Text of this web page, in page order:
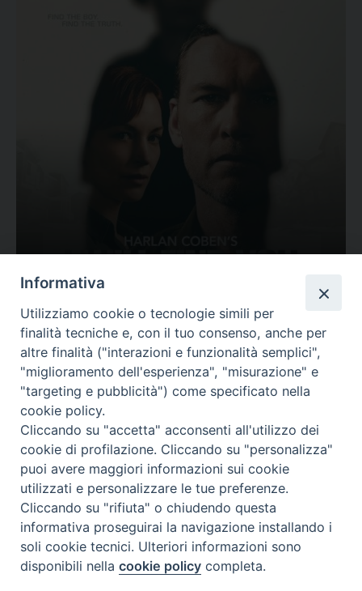
Valutazione
Complesso, Problematico
Tematica: Amore-Sentimenti, Carcere...
Contatti & Info
C.ne Aurelia, 50 – 00165 Roma
Contatti
Informativa
Utilizziamo cookie o tecnologie simili per
finalità tecniche e, con il tuo consenso, anche per
altre finalità ("interazioni e funzionalità semplici",
"miglioramento dell'esperienza", "misurazione" e
"targeting e pubblicità") come specificato nella
cookie policy.
Cliccando su "accetta" acconsenti all'utilizzo dei
cookie di profilazione. Cliccando su "personalizza"
puoi avere maggiori informazioni sui cookie
utilizzati e personalizzare le tue preferenze.
Cliccando su "rifiuta" o chiudendo questa
informativa proseguirai la navigazione installando i
soli cookie tecnici. Ulteriori informazioni sono
disponibili nellacookie policy completa.